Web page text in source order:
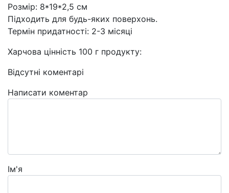
Розмір: 8*19*2,5 см
Підходить для будь-яких поверхонь.
Термін придатності: 2-3 місяці
Харчова цінність 100 г продукту:
Відсутні коментарі
Написати коментар
Ім'я